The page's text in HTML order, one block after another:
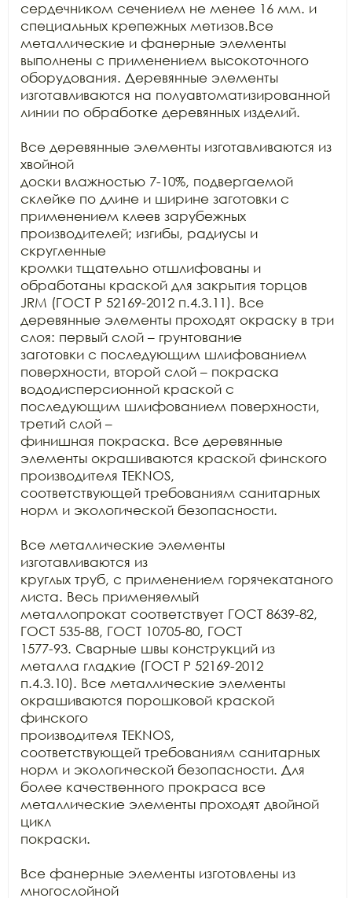
сердечником сечением не менее 16 мм. и
специальных крепежных метизов.Все
металлические и фанерные элементы
выполнены с применением высокоточного
оборудования. Деревянные элементы
изготавливаются на полуавтоматизированной
линии по обработке деревянных изделий.
Все деревянные элементы изготавливаются из
хвойной
доски влажностью 7-10%, подвергаемой
склейке по длине и ширине заготовки с
применением клеев зарубежных
производителей; изгибы, радиусы и
скругленные
кромки тщательно отшлифованы и
обработаны краской для закрытия торцов
JRM (ГОСТ Р 52169-2012 п.4.3.11). Все
деревянные элементы проходят окраску в три
слоя: первый слой – грунтование
заготовки с последующим шлифованием
поверхности, второй слой – покраска
вододисперсионной краской с
последующим шлифованием поверхности,
третий слой –
финишная покраска. Все деревянные
элементы окрашиваются краской финского
производителя TEKNOS,
соответствующей требованиям санитарных
норм и экологической безопасности.
Все металлические элементы
изготавливаются из
круглых труб, с применением горячекатаного
листа. Весь применяемый
металлопрокат соответствует ГОСТ 8639-82,
ГОСТ 535-88, ГОСТ 10705-80, ГОСТ
1577-93. Сварные швы конструкций из
металла гладкие (ГОСТ Р 52169-2012
п.4.3.10). Все металлические элементы
окрашиваются порошковой краской
финского
производителя TEKNOS,
соответствующей требованиям санитарных
норм и экологической безопасности. Для
более качественного прокраса все
металлические элементы проходят двойной
цикл
покраски.
Все фанерные элементы изготовлены из
многослойной